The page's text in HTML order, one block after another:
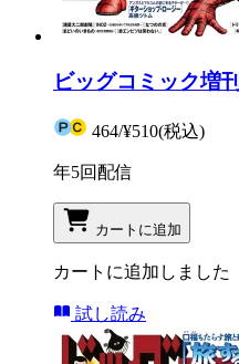
ビッグコミック増刊
464/¥510(税込)
年5回配信
カートに追加
カートに追加しました
試し読み